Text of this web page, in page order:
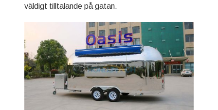
väldigt tilltalande på gatan.